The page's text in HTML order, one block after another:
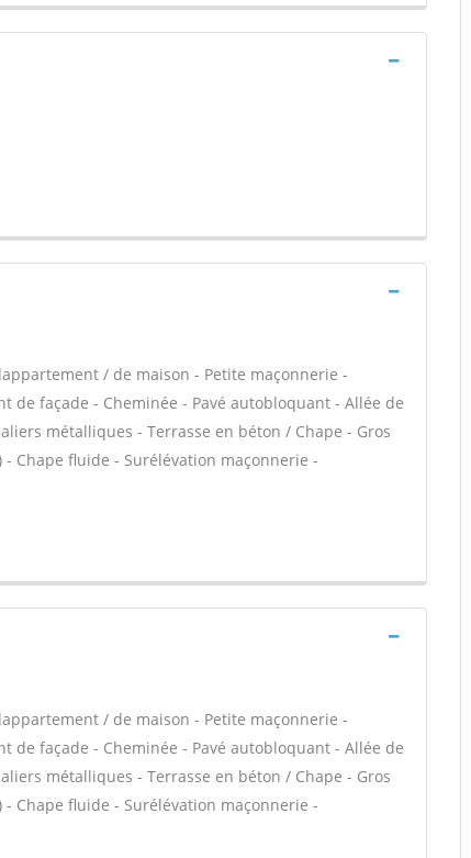
/ de maison - Petite maçonnerie -
de façade - Cheminée - Pavé autobloquant - Allée de
métalliques - Terrasse en béton / Chape - Gros
Chape fluide - Surélévation maçonnerie -
/ de maison - Petite maçonnerie -
de façade - Cheminée - Pavé autobloquant - Allée de
métalliques - Terrasse en béton / Chape - Gros
Chape fluide - Surélévation maçonnerie -